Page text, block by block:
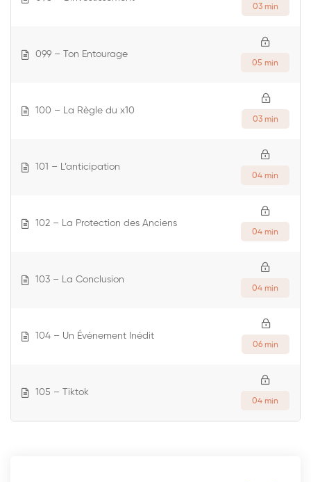
03 min
099 – Ton Entourage
05 min
100 – La Règle du x10
03 min
101 – L’anticipation
04 min
102 – La Protection des Anciens
04 min
103 – La Conclusion
04 min
104 – Un Évènement Inédit
06 min
105 – Tiktok
04 min